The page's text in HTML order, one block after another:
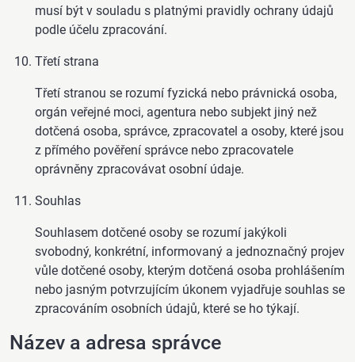
musí být v souladu s platnými pravidly ochrany údajů
podle účelu zpracování.
Třetí strana
Třetí stranou se rozumí fyzická nebo právnická osoba,
orgán veřejné moci, agentura nebo subjekt jiný než
dotčená osoba, správce, zpracovatel a osoby, které jsou
z přímého pověření správce nebo zpracovatele
oprávněny zpracovávat osobní údaje.
Souhlas
Souhlasem dotčené osoby se rozumí jakýkoli
svobodný, konkrétní, informovaný a jednoznačný projev
vůle dotčené osoby, kterým dotčená osoba prohlášením
nebo jasným potvrzujícím úkonem vyjadřuje souhlas se
zpracováním osobních údajů, které se ho týkají.
Název a adresa správce